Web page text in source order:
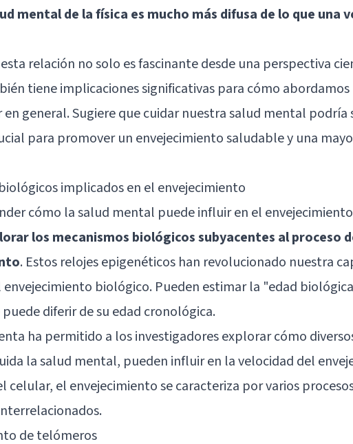
mental de la física es mucho más difusa de lo que una
relación no solo es fascinante desde una perspectiva
tiene implicaciones significativas para cómo abordamos
general. Sugiere que cuidar nuestra salud mental podría
para promover un envejecimiento saludable y una
implicados en el envejecimiento
cómo la salud mental puede influir en el
los mecanismos biológicos subyacentes al proceso
. Estos relojes epigenéticos han revolucionado nuestra
envejecimiento biológico. Pueden estimar la "edad
diferir de su edad cronológica.
ha permitido a los investigadores explorar cómo
la salud mental, pueden influir en la velocidad del
celular, el envejecimiento se caracteriza por varios
de telómeros